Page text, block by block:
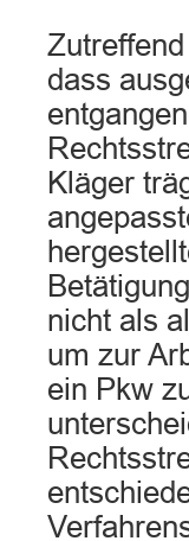
dass
Kläger
nicht als
um zur
ein Pkw